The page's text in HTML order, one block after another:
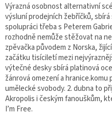
Výrazná osobnost alternativní
výsluní prodejních žebříčků,
spolupráci třeba s Peterem
rozhodně nemůže stěžovat na
zpěvačka původem z Norska,
začátku tisíciletí mezi
výtečné desky sbírá platinová
žánrová omezení a
umělecké svobody. 2. dubna to
Akropolis i českým fanouškům,
I’m Free.